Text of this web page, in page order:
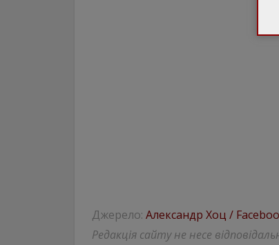
Джерело: Александр Хоц /
Редакція сайту не несе